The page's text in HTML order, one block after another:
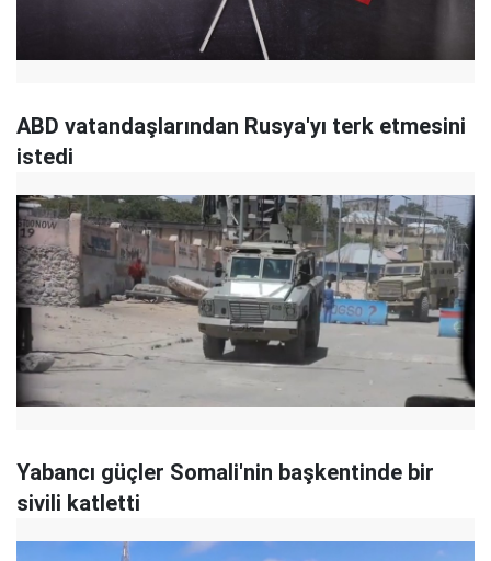
ABD vatandaşlarından Rusya'yı terk etmesini
istedi
Yabancı güçler Somali'nin başkentinde bir
sivili katletti